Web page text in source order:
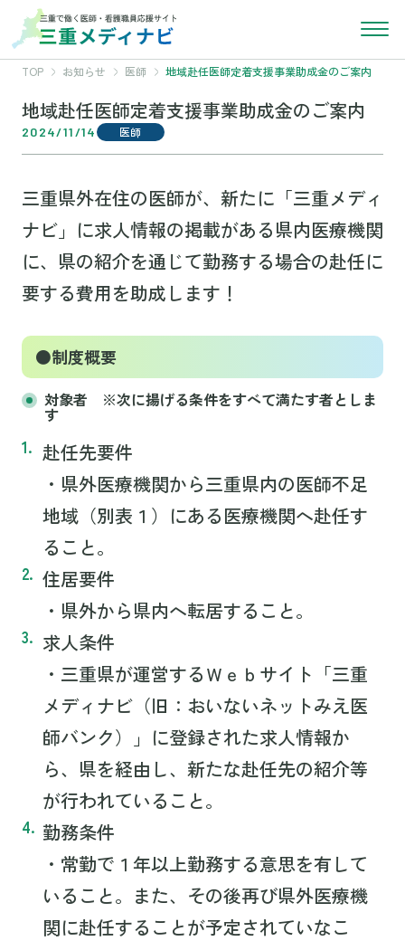
TOP お知らせ 医師 地域赴任医師定着支援事業助成金のご案内
地域赴任医師定着支援事業助成金のご案内
2024/11/14 医師
三重県外在住の医師が、新たに「三重メディ
ナビ」に求人情報の掲載がある県内医療機関
に、県の紹介を通じて勤務する場合の赴任に
要する費用を助成します！
●制度概要
対象者 ※次に揚げる条件をすべて満たす者としま
す
赴任先要件
・県外医療機関から三重県内の医師不足
地域（別表１）にある医療機関へ赴任す
ること。
住居要件
・県外から県内へ転居すること。
求人条件
・三重県が運営するＷｅｂサイト「三重
メディナビ（旧：おいないネットみえ医
師バンク）」に登録された求人情報か
ら、県を経由し、新たな赴任先の紹介等
が行われていること。
勤務条件
・常勤で１年以上勤務する意思を有して
いること。また、その後再び県外医療機
関に赴任することが予定されていなこ